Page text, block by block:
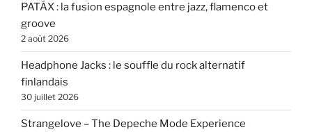
PATÁX : la fusion espagnole entre jazz, flamenco et
groove
2 août 2026
Headphone Jacks : le souffle du rock alternatif
finlandais
30 juillet 2026
Strangelove – The Depeche Mode Experience